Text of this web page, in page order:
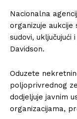
Nacionalna
organizuje
sudovi,
Davidson.
Oduzete
poljoprivrednog
dodjeljuje javnim
organizacijama,